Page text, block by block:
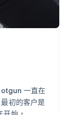
一直在
初的客户是